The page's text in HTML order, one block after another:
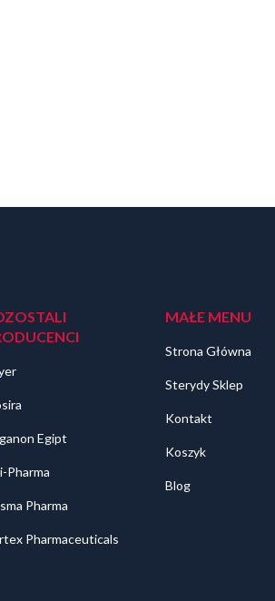
Egipt
Pharma
Pharma
Pharmaceuticals
MAŁE MENU
Strona Główna
Sterydy Sklep
Kontakt
Koszyk
Blog